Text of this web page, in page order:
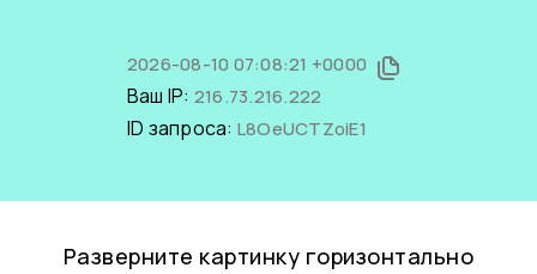
2026-08-10 07:08:21 +0000
Ваш IP: 216.73.216.222
ID запроса: L8OeUCTZoiE1
Разверните картинку горизонтально